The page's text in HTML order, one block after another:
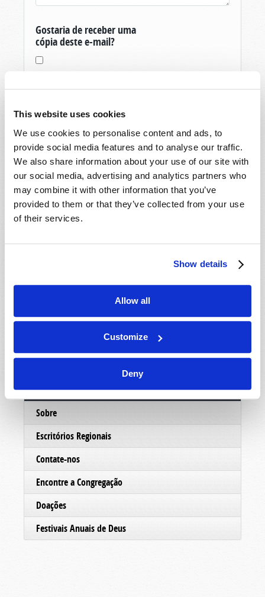
This website uses cookies
We use cookies to personalise content and ads, to
provide social media features and to analyse our traffic.
We also share information about your use of our site with
our social media, advertising and analytics partners who
may combine it with other information that you’ve
provided to them or that they’ve collected from your use
of their services.
Show details
Allow all
Customize
Deny
Gostaria de receber uma
cópia deste e-mail?
Obrigado pela sua pergunta sobre O Mundo
De Amanhã, produzida pela Igreja Viva de Deus.
Se você ainda não é um membro, e é um
residente dos Estados Unidos, então para vos
mostrar um pouco mais sobre as pessoas eo
ministério por trás deste trabalho, nosso
departamento de correspondência enviará um
aproveite o DVD e faremos o possível para
No serviço de Cristo,
O ministério da Igreja Viva de Deus.
Conectar
Sobre
Escritórios Regionais
Contate-nos
Encontre a Congregação
Doações
Festivais Anuais de Deus